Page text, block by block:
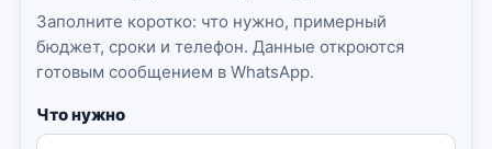
Заполните коротко: что нужно, примерный
бюджет, сроки и телефон. Данные откроются
готовым сообщением в WhatsApp.
Что нужно